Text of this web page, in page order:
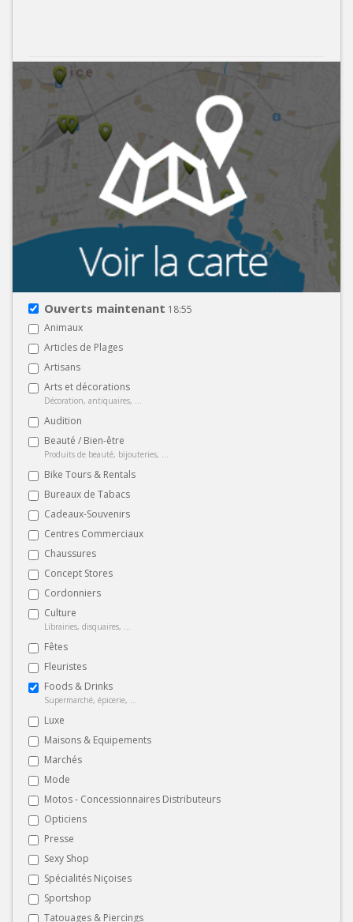
Ouverts maintenant 18:55
Animaux
Articles de Plages
Artisans
Arts et décorations
Décoration, antiquaires, ...
Audition
Beauté / Bien-être
Produits de beauté, bijouteries, ...
Bike Tours & Rentals
Bureaux de Tabacs
Cadeaux-Souvenirs
Centres Commerciaux
Chaussures
Concept Stores
Cordonniers
Culture
Librairies, disquaires, ...
Fêtes
Fleuristes
Foods & Drinks
Supermarché, épicerie, ...
Luxe
Maisons & Equipements
Marchés
Mode
Motos - Concessionnaires Distributeurs
Opticiens
Presse
Sexy Shop
Spécialités Niçoises
Sportshop
Tatouages & Piercings